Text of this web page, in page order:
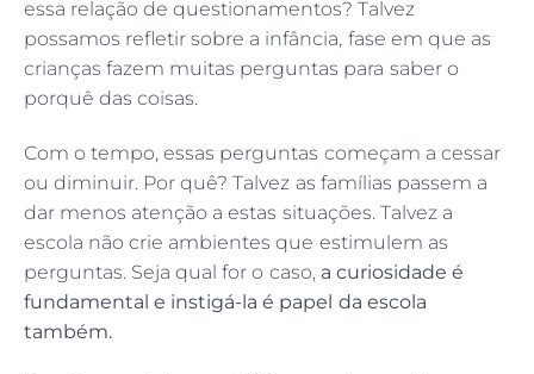
essa relação de questionamentos? Talvez
possamos refletir sobre a infância, fase em que as
crianças fazem muitas perguntas para saber o
porquê das coisas.
Com o tempo, essas perguntas começam a cessar
ou diminuir. Por quê? Talvez as famílias passem a
dar menos atenção a estas situações. Talvez a
escola não crie ambientes que estimulem as
perguntas. Seja qual for o caso, a curiosidade é
fundamental e instigá-la é papel da escola
também.